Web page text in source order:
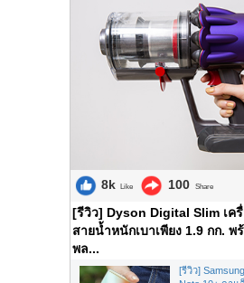
8k Like 100 Share
[รีวิว] Dyson Digital Slim เค
สายน้ำหนักเบาเพียง 1.9 กก. พ
พล...
[รีวิว]